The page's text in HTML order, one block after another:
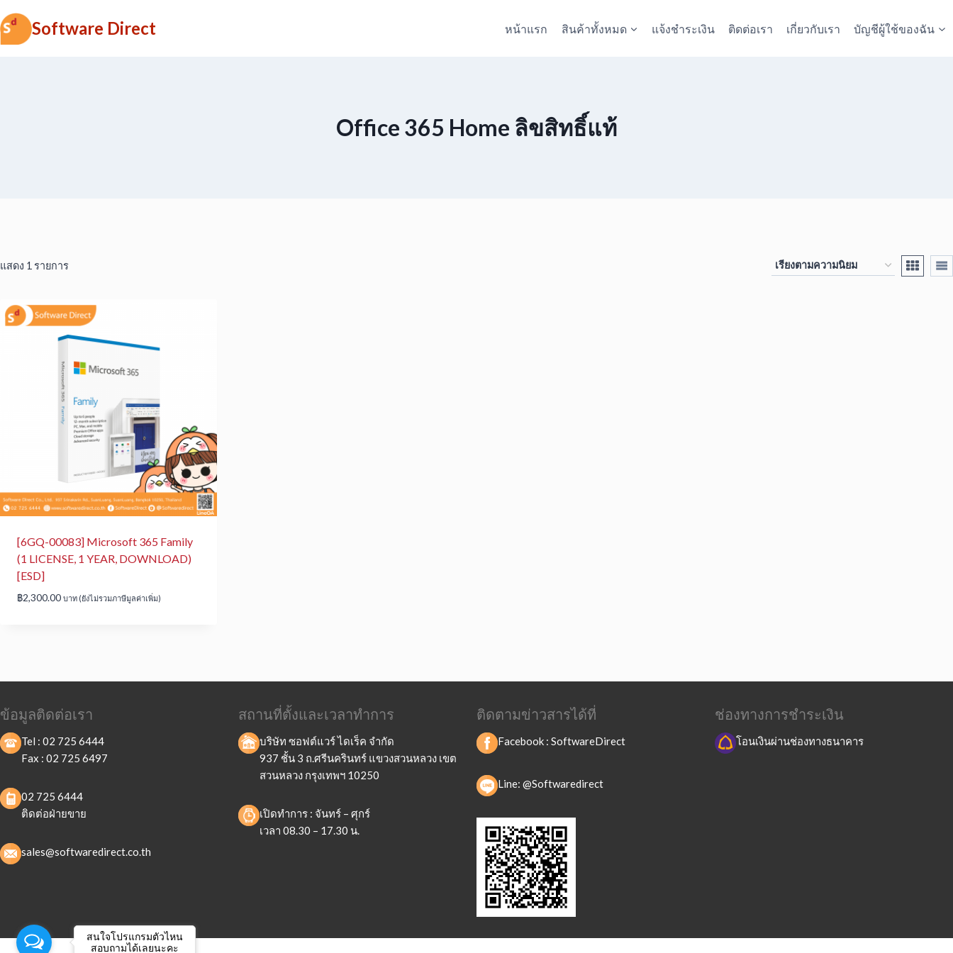
to
content
Software Direct หน้าแรก สินค้าทั้งหมด แจ้งชำระเงิน ติดต่อเรา เกี่ยวกับเรา บัญชีผู้ใช้ของฉัน
Office 365 Home ลิขสิทธิ์แท้
แสดง 1 รายการ
[6GQ-00083] Microsoft 365 Family
(1 LICENSE, 1 YEAR, DOWNLOAD)
[ESD]
฿2,300.00 บาท (ยังไม่รวมภาษีมูลค่าเพิ่ม)
ข้อมูลติดต่อเรา
Tel : 02 725 6444
Fax : 02 725 6497
02 725 6444
ติดต่อฝ่ายขาย
sales@softwaredirect.co.th
สถานที่ตั้งและเวลาทำการ
บริษัท ซอฟต์แวร์ ไดเร็ค จำกัด
937 ชั้น 3 ถ.ศรีนครินทร์ แขวงสวนหลวง เขต
สวนหลวง กรุงเทพฯ 10250
เปิดทำการ : จันทร์ – ศุกร์
เวลา 08.30 – 17.30 น.
ติดตามข่าวสารได้ที่
Facebook : SoftwareDirect
Line: @Softwaredirect
ช่องทางการชำระเงิน
โอนเงินผ่านช่องทางธนาคาร
สนใจโปรแกรมตัวไหน
สอบถามได้เลยนะคะ